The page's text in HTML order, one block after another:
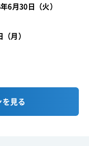
6月30日（火）
月）
見る